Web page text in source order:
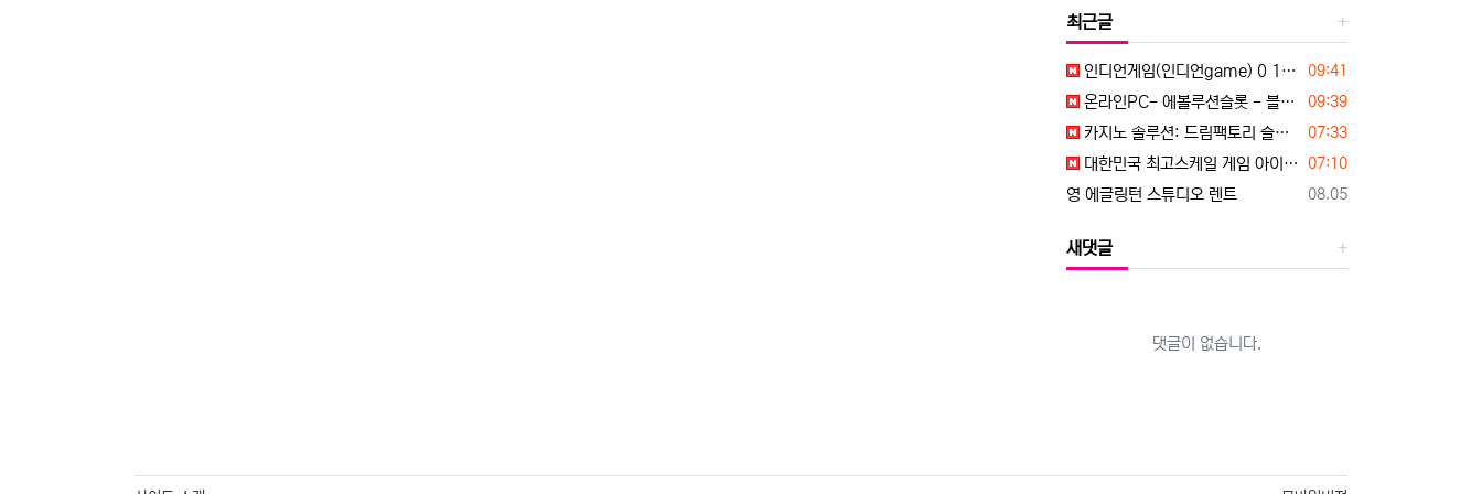
최근글
등록일
09:41
인디언게임(인디언game) 0 1 0. 817 9. 52 74
등록일
09:39
온라인PC- 에볼루션슬롯 - 블루게임 WWW.fefas.net 아이슬롯아시아
등록일
07:33
카지노 솔루션: 드림팩토리 슬롯알본사 / 슬롯알공급 / 슬롯API ☎ 탤 레 : dreamfactory365
등록일
07:10
대한민국 최고스케일 게임 아이슬롯(islot-asia) 공식에이전시 99억잭팟이 터져요~
등록일
08.05
영 에글링턴 스튜디오 렌트
새댓글
댓글이 없습니다.